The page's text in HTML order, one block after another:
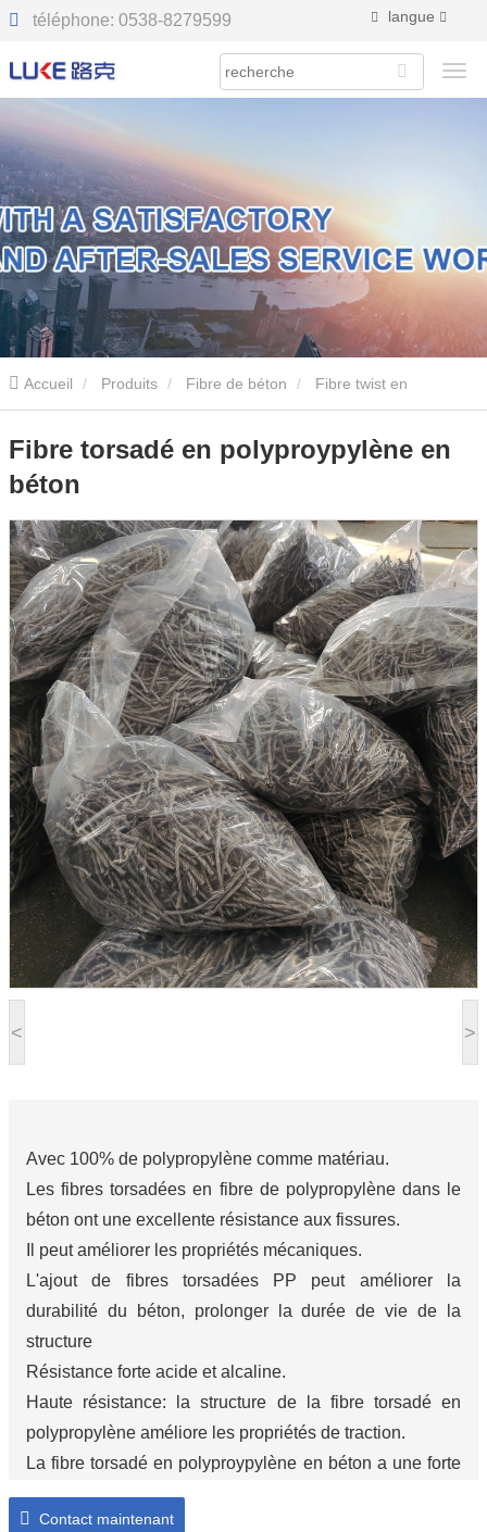
téléphone: 0538-8279599 langue
Accueil Produits Fibre de béton Fibre twist en
Fibre torsadé en polyproypylène en béton
< >
Fibre torsadé en polyproypylène en
béton
Avec 100% de polypropylène comme matériau.
Les fibres torsadées en fibre de polypropylène dans le
béton ont une excellente résistance aux fissures.
Il peut améliorer les propriétés mécaniques.
L'ajout de fibres torsadées PP peut améliorer la
durabilité du béton, prolonger la durée de vie de la
structure
Résistance forte acide et alcaline.
Haute résistance: la structure de la fibre torsadé en
polypropylène améliore les propriétés de traction.
La fibre torsadé en polyproypylène en béton a une forte
fonction anti-ultraviolet.
Contact maintenant